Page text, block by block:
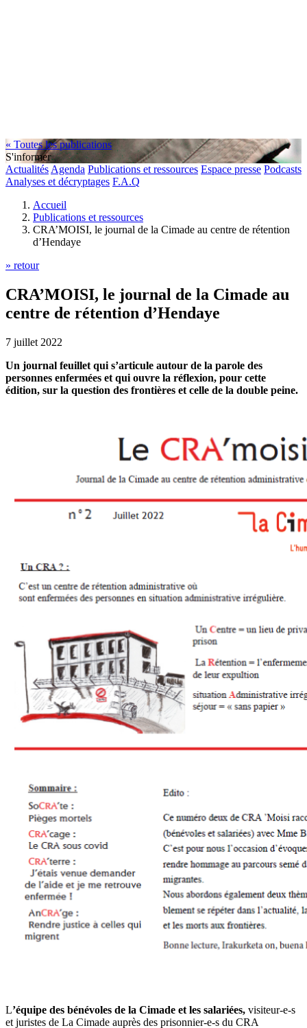
« Toutes les publications
S'informer
Actualités Agenda Publications et ressources Espace presse Podcasts
Analyses et décryptages F.A.Q
Accueil
Publications et ressources
CRA’MOISI, le journal de la Cimade au centre de rétention
d’Hendaye
» retour
CRA’MOISI, le journal de la Cimade au
centre de rétention d’Hendaye
7 juillet 2022
Un journal feuillet qui s’articule autour de la parole des
personnes enfermées et qui ouvre la réflexion, pour cette
édition, sur la question des frontières et celle de la double peine.
L’équipe des bénévoles de la Cimade et les salariées, visiteur-e-s
et juristes de La Cimade auprès des prisonnier-e-s du CRA